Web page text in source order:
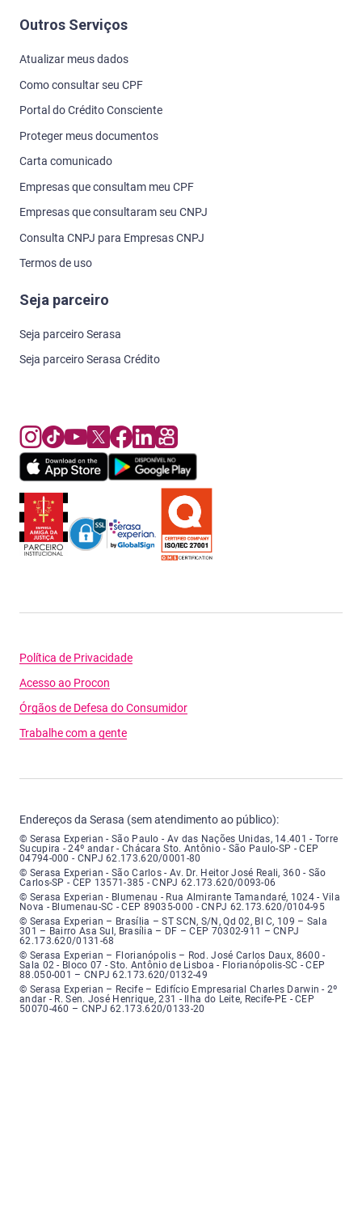
Outros Serviços
Atualizar meus dados
Como consultar seu CPF
Portal do Crédito Consciente
Proteger meus documentos
Carta comunicado
Empresas que consultam meu CPF
Empresas que consultaram seu CNPJ
Consulta CNPJ para Empresas CNPJ
Termos de uso
Seja parceiro
Seja parceiro Serasa
Seja parceiro Serasa Crédito
Política de Privacidade
Acesso ao Procon
Órgãos de Defesa do Consumidor
Trabalhe com a gente
Endereços da Serasa (sem atendimento ao público):
Serasa Experian - São Paulo - Endereço: Avenida das Nações Unidas,
© Serasa Experian - São Paulo - Av das Nações Unidas, 14.401 - Torre
Sucupira - 24º andar - Chácara Sto. Antônio - São Paulo-SP - CEP
04794-000 - CNPJ 62.173.620/0001-80
Serasa Experian - São Carlos - Endereço: Avenida Doutor Heitor José
© Serasa Experian - São Carlos - Av. Dr. Heitor José Reali, 360 - São
Carlos-SP - CEP 13571-385 - CNPJ 62.173.620/0093-06
Serasa Experian - Blumenau - Endereço: Rua Almirante Tamandaré,
© Serasa Experian - Blumenau - Rua Almirante Tamandaré, 1024 - Vila
Nova - Blumenau-SC - CEP 89035-000 - CNPJ 62.173.620/0104-95
Serasa Experian - Brasília, Endereço: Setor Comercial Norte, sem
© Serasa Experian – Brasília – ST SCN, S/N, Qd 02, Bl C, 109 – Sala
301 – Bairro Asa Sul, Brasília – DF – CEP 70302-911 – CNPJ
62.173.620/0131-68
Serasa Experian - Florianópolis, Endereço: Rodovia José Carlos, número
© Serasa Experian – Florianópolis – Rod. José Carlos Daux, 8600 -
Sala 02 - Bloco 07 - Sto. Antônio de Lisboa - Florianópolis-SC - CEP
88.050-001 – CNPJ 62.173.620/0132-49
Serasa Experian - Recife, Endereço: Edifício Empresarial Charles Darwin,
© Serasa Experian – Recife – Edifício Empresarial Charles Darwin - 2º
andar - R. Sen. José Henrique, 231 - Ilha do Leite, Recife-PE - CEP
50070-460 – CNPJ 62.173.620/0133-20